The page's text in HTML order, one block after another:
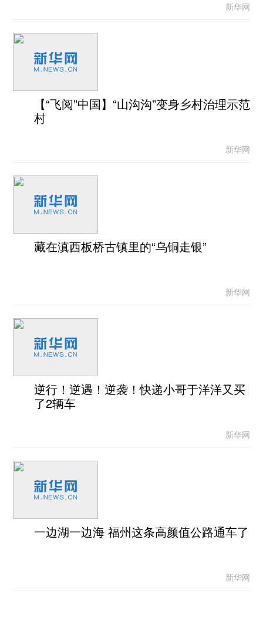
新华网
【“飞阅”中国】“山沟沟”变身乡村治理示范
村
新华网
藏在滇西板桥古镇里的“乌铜走银”
新华网
逆行！逆遇！逆袭！快递小哥于洋洋又买
了2辆车
新华网
一边湖一边海 福州这条高颜值公路通车了
新华网